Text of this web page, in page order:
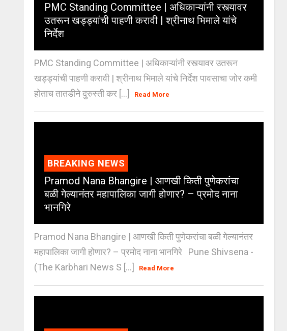
PMC Standing Committee | अधिकाऱ्यांनी रस्त्यावर
उतरून खड्ड्यांची पाहणी करावी | श्रीनाथ भिमाले यांचे
निर्देश
PMC Standing Committee | अधिकाऱ्यांनी रस्त्यावर उतरून
खड्ड्यांची पाहणी करावी | श्रीनाथ भिमाले यांचे निर्देश पावसाचा जोर कमी
होताच तातडीने दुरुस्ती कर [...]
Read More
BREAKING NEWS
Pramod Nana Bhangire | आणखी किती पुणेकरांचा
बळी गेल्यानंतर महापालिका जागी होणार? – प्रमोद नाना
भानगिरे
Pramod Nana Bhangire | आणखी किती पुणेकरांचा बळी गेल्यानंतर
महापालिका जागी होणार? – प्रमोद नाना भानगिरे Pune Shivsena -
(The Karbhari News S [...]
Read More